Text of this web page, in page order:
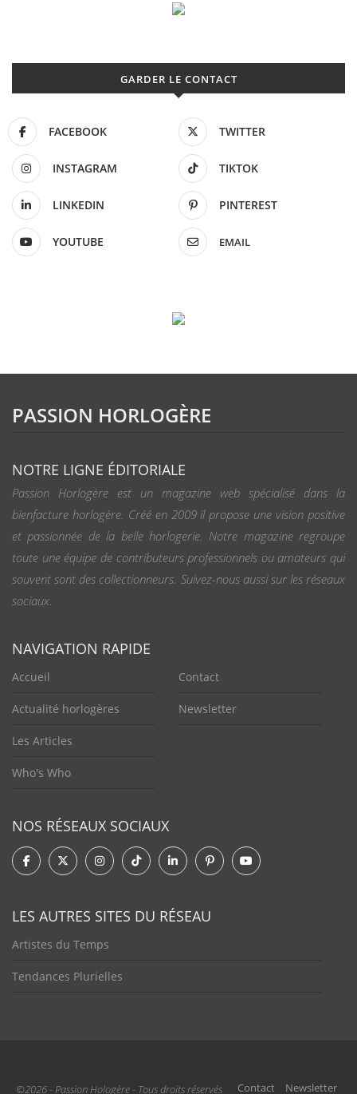
GARDER LE CONTACT
FACEBOOK TWITTER
INSTAGRAM TIKTOK
LINKEDIN PINTEREST
YOUTUBE EMAIL
PASSION HORLOGÈRE
NOTRE LIGNE ÉDITORIALE
Passion Horlogère est un magazine web spécialisé dans la
bienfacture horlogère. Créé en 2009 il propose une vision positive
et passionnée de la belle horlogerie. Notre magazine regroupe
toute une équipe de contributeurs professionnels ou amateurs qui
souvent sont des collectionneurs. Suivez-nous aussi sur les réseaux
sociaux.
NAVIGATION RAPIDE
Accueil
Actualité horlogères
Les Articles
Who's Who
Contact
Newsletter
NOS RÉSEAUX SOCIAUX
LES AUTRES SITES DU RÉSEAU
Artistes du Temps
Tendances Plurielles
©2026 - Passion Hologère - Tous droits réservés Contact Newsletter